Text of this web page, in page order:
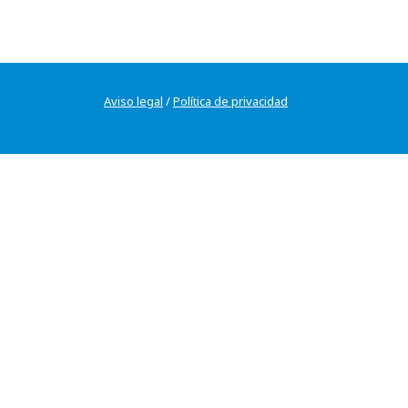
Aviso legal /Política de privacidad